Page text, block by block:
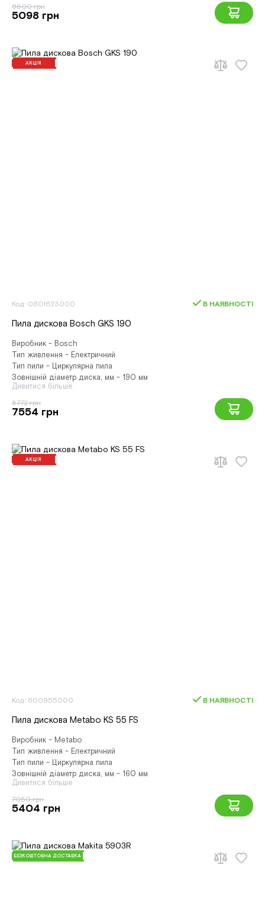
6800 грн
5098 грн
АКЦІЯ
Код: 0601623000 В НАЯВНОСТІ
Пила дискова Bosch GKS 190
Виробник - Bosch
Тип живлення - Електричний
Тип пили - Циркулярна пила
Зовнішній діаметр диска, мм - 190 мм
Дивитися більше
8772 грн
7554 грн
АКЦІЯ
Код: 600955000 В НАЯВНОСТІ
Пила дискова Metabo KS 55 FS
Виробник - Metabo
Тип живлення - Електричний
Тип пили - Циркулярна пила
Зовнішній діаметр диска, мм - 160 мм
Дивитися більше
7050 грн
5404 грн
БЕЗКОШТОВНА ДОСТАВКА